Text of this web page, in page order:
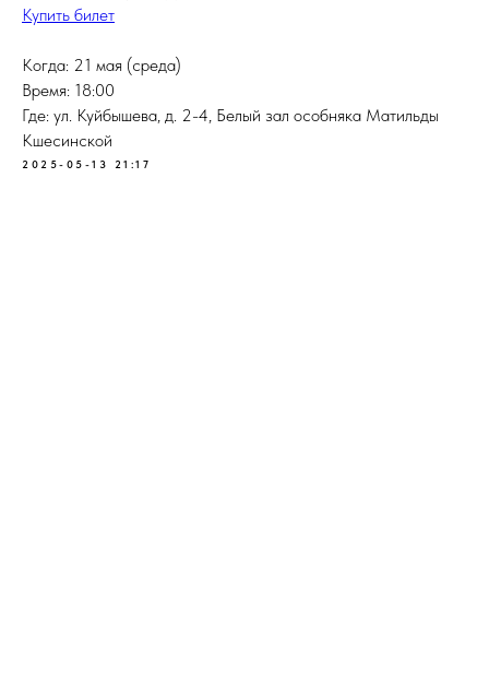
Купить билет
Когда: 21 мая (среда)
Время: 18:00
Где: ул. Куйбышева, д. 2-4, Белый зал особняка Матильды
Кшесинской
2025-05-13 21:17